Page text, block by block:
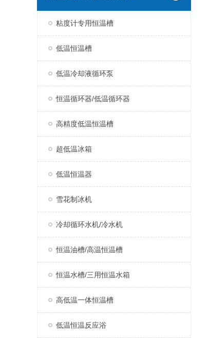
粘度计专用恒温槽
低温恒温槽
低温冷却液循环泵
恒温循环器/低温循环器
高精度低温恒温槽
超低温冰箱
低温恒温器
雪花制冰机
冷却循环水机/冷水机
恒温油槽/高温恒温槽
恒温水槽/三用恒温水箱
高低温一体恒温槽
低温恒温反应浴